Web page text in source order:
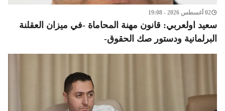
02 أغسطس 2026 - 19:08
سعيد اولعربي: قانون مهنة المحاماة -في ميزان العقلنة
البرلمانية ودستور صك الحقوق-